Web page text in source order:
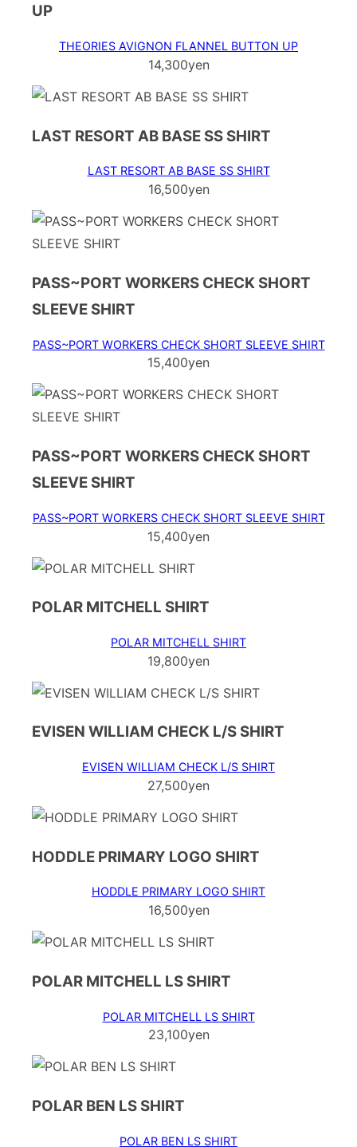
UP
THEORIES AVIGNON FLANNEL BUTTON UP
14,300yen
LAST RESORT AB BASE SS SHIRT
LAST RESORT AB BASE SS SHIRT
16,500yen
PASS~PORT WORKERS CHECK SHORT
SLEEVE SHIRT
PASS~PORT WORKERS CHECK SHORT SLEEVE SHIRT
15,400yen
PASS~PORT WORKERS CHECK SHORT
SLEEVE SHIRT
PASS~PORT WORKERS CHECK SHORT SLEEVE SHIRT
15,400yen
POLAR MITCHELL SHIRT
POLAR MITCHELL SHIRT
19,800yen
EVISEN WILLIAM CHECK L/S SHIRT
EVISEN WILLIAM CHECK L/S SHIRT
27,500yen
HODDLE PRIMARY LOGO SHIRT
HODDLE PRIMARY LOGO SHIRT
16,500yen
POLAR MITCHELL LS SHIRT
POLAR MITCHELL LS SHIRT
23,100yen
POLAR BEN LS SHIRT
POLAR BEN LS SHIRT